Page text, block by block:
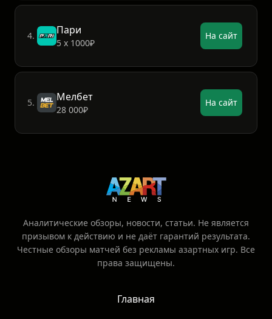
4. Пари
5 х 1000₽
На сайт
5. Мелбет
28 000₽
На сайт
Аналитические обзоры, новости, статьи. Не является
призывом к действию и не даёт гарантий результата.
Честные обзоры матчей без рекламы азартных игр. Все
права защищены.
Главная